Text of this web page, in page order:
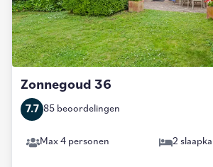
Zonnegoud 36
7.7 85 beoordelingen
Max 4 personen 2